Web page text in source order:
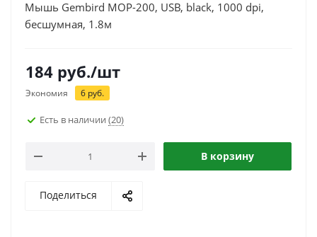
Мышь Gembird MOP-200, USB, black, 1000 dpi,
бесшумная, 1.8м
184 руб./шт
Экономия 6 руб.
Есть в наличии (20)
В корзину
Поделиться